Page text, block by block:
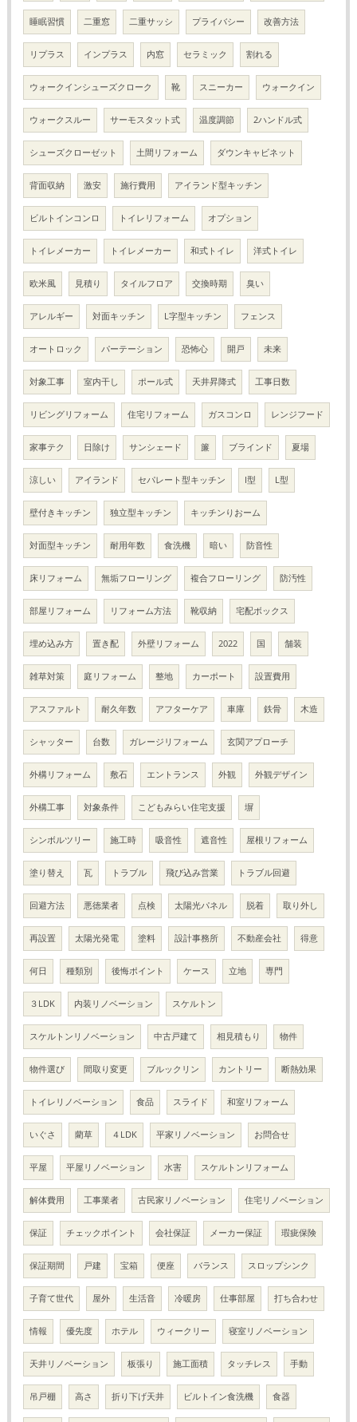
睡眠習慣 二重窓 二重サッシ プライバシー 改善方法
リプラス インプラス 内窓 セラミック 割れる
ウォークインシューズクローク 靴 スニーカー ウォークイン
ウォークスルー サーモスタット式 温度調節 2ハンドル式
シューズクローゼット 土間リフォーム ダウンキャビネット
背面収納 激安 施行費用 アイランド型キッチン
ビルトインコンロ トイレリフォーム オプション
トイレメーカー トイレメーカー 和式トイレ 洋式トイレ
欧米風 見積り タイルフロア 交換時期 臭い
アレルギー 対面キッチン L字型キッチン フェンス
オートロック パーテーション 恐怖心 開戸 未来
対象工事 室内干し ポール式 天井昇降式 工事日数
リビングリフォーム 住宅リフォーム ガスコンロ レンジフード
家事テク 日除け サンシェード 簾 ブラインド 夏場
涼しい アイランド セパレート型キッチン I型 L型
壁付きキッチン 独立型キッチン キッチンりおーム
対面型キッチン 耐用年数 食洗機 暗い 防音性
床リフォーム 無垢フローリング 複合フローリング 防汚性
部屋リフォーム リフォーム方法 靴収納 宅配ボックス
埋め込み方 置き配 外壁リフォーム 2022 国 舗装
雑草対策 庭リフォーム 整地 カーポート 設置費用
アスファルト 耐久年数 アフターケア 車庫 鉄骨 木造
シャッター 台数 ガレージリフォーム 玄関アプローチ
外構リフォーム 敷石 エントランス 外観 外観デザイン
外構工事 対象条件 こどもみらい住宅支援 塀
シンボルツリー 施工時 吸音性 遮音性 屋根リフォーム
塗り替え 瓦 トラブル 飛び込み営業 トラブル回避
回避方法 悪徳業者 点検 太陽光パネル 脱着 取り外し
再設置 太陽光発電 塗料 設計事務所 不動産会社 得意
何日 種類別 後悔ポイント ケース 立地 専門
３LDK 内装リノベーション スケルトン
スケルトンリノベーション 中古戸建て 相見積もり 物件
物件選び 間取り変更 ブルックリン カントリー 断熱効果
トイレリノベーション 食品 スライド 和室リフォーム
いぐさ 藺草 ４LDK 平家リノベーション お問合せ
平屋 平屋リノベーション 水害 スケルトンリフォーム
解体費用 工事業者 古民家リノベーション 住宅リノベーション
保証 チェックポイント 会社保証 メーカー保証 瑕疵保険
保証期間 戸建 宝箱 便座 バランス スロップシンク
子育て世代 屋外 生活音 冷暖房 仕事部屋 打ち合わせ
情報 優先度 ホテル ウィークリー 寝室リノベーション
天井リノベーション 板張り 施工面積 タッチレス 手動
吊戸棚 高さ 折り下げ天井 ビルトイン食洗機 食器